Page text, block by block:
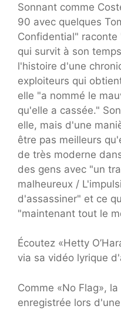
Sonnant comme
90 avec quelques
Confidential"
qui survit à son
l'histoire d'une
exploiteurs qui
elle "a nommé le
qu'elle a cassée."
elle, mais d'une
être pas meilleurs
de très moderne
des gens avec "un
malheureux /
d'assassiner" et ce
"maintenant tout le
Écoutez «Hetty
via sa vidéo lyrique
Comme «No Flag»,
enregistrée lors